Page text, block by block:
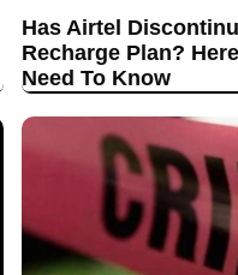
Has Airtel
Recharge Plan?
Need To Know